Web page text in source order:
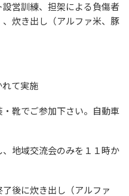
営訓練、担架による負傷者
炊き出し（アルファ米、豚
て実施
靴でご参加下さい。自動車
地域交流会のみを１１時か
後に炊き出し（アルファ